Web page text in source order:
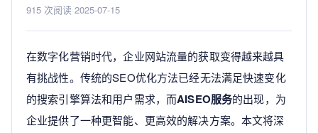
915 次阅读 2025-07-15
在数字化营销时代，企业网站流量的获取变得越来越具
有挑战性。传统的SEO优化方法已经无法满足快速变化
的搜索引擎算法和用户需求，而AISEO服务的出现，为
企业提供了一种更智能、更高效的解决方案。本文将深